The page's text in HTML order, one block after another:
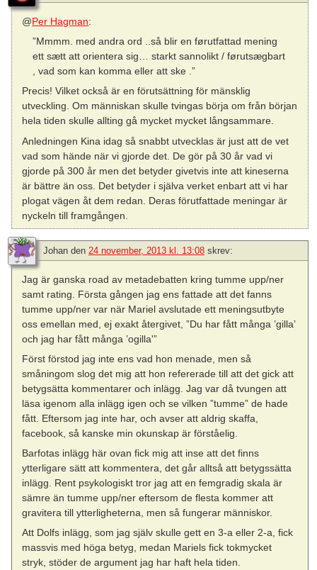
@Per Hagman:
”Mmmm. med andra ord ..så blir en førutfattad mening
ett sætt att orientera sig… starkt sannolikt / førutsægbart
, vad som kan komma eller att ske .”
Precis! Vilket också är en förutsättning för mänsklig
utveckling. Om människan skulle tvingas börja om från början
hela tiden skulle allting gå mycket mycket långsammare.
Anledningen Kina idag så snabbt utvecklas är just att de vet
vad som hände när vi gjorde det. De gör på 30 år vad vi
gjorde på 300 år men det betyder givetvis inte att kineserna
är bättre än oss. Det betyder i själva verket enbart att vi har
plogat vägen åt dem redan. Deras förutfattade meningar är
nyckeln till framgången.
Johan den 24 november, 2013 kl. 13:08 skrev:
Jag är ganska road av metadebatten kring tumme upp/ner
samt rating. Första gången jag ens fattade att det fanns
tumme upp/ner var när Mariel avslutade ett meningsutbyte
oss emellan med, ej exakt återgivet, ”Du har fått många ’gilla’
och jag har fått många ’ogilla'”
Först förstod jag inte ens vad hon menade, men så
småningom slog det mig att hon refererade till att det gick att
betygsätta kommentarer och inlägg. Jag var då tvungen att
läsa igenom alla inlägg igen och se vilken ”tumme” de hade
fått. Eftersom jag inte har, och avser att aldrig skaffa,
facebook, så kanske min okunskap är förståelig.
Barfotas inlägg här ovan fick mig att inse att det finns
ytterligare sätt att kommentera, det går alltså att betygssätta
inlägg. Rent psykologiskt tror jag att en femgradig skala är
sämre än tumme upp/ner eftersom de flesta kommer att
gravitera till ytterligheterna, men så fungerar människor.
Att Dolfs inlägg, som jag själv skulle gett en 3-a eller 2-a, fick
massvis med höga betyg, medan Mariels fick tokmycket
stryk, stöder de argument jag har haft hela tiden.